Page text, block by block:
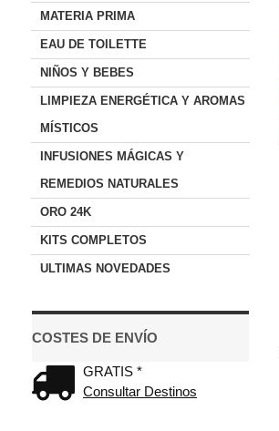
MATERIA PRIMA
EAU DE TOILETTE
NIÑOS Y BEBES
LIMPIEZA ENERGÉTICA Y AROMAS
MÍSTICOS
INFUSIONES MÁGICAS Y
REMEDIOS NATURALES
ORO 24K
KITS COMPLETOS
ULTIMAS NOVEDADES
COSTES DE ENVÍO
GRATIS *
Consultar Destinos